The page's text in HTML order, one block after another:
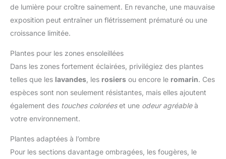
de lumière pour croître sainement. En revanche, une mauvaise
exposition peut entraîner un flétrissement prématuré ou une
croissance limitée.
Plantes pour les zones ensoleillées
Dans les zones fortement éclairées, privilégiez des plantes
telles que les lavandes , les rosiers ou encore le romarin. Ces
espèces sont non seulement résistantes, mais elles ajoutent
également des touches coloréeset une odeur agréableà
votre environnement.
Plantes adaptées à l’ombre
Pour les sections davantage ombragées, les fougères, le